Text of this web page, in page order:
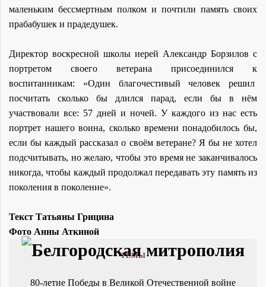
маленьким бессмертным полком и почтили память своих
прабабушек и прадедушек.
Директор воскресной школы иерей Александр Борзилов с
портретом своего ветерана присоединился к
воспитанникам: «Один благочестивый человек решил
посчитать сколько бы длился парад, если бы в нём
участвовали все: 57 дней и ночей. У каждого из нас есть
портрет нашего воина, сколько времени понадобилось бы,
если бы каждый рассказал о своём ветеране? Я бы не хотел
подсчитывать, но желаю, чтобы это время не заканчивалось
никогда, чтобы каждый продолжал передавать эту память из
поколения в поколение».
Текст Татьяны Грицина
Фото Анны Аткиной
ТЕМЫ
80-летие Победы в Великой Отечественной войне